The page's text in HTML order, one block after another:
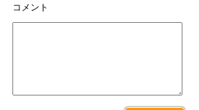
コメント